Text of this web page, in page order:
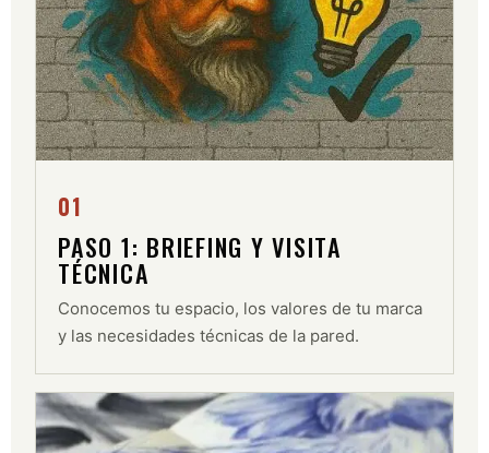
01
PASO 1: BRIEFING Y VISITA
TÉCNICA
Conocemos tu espacio, los valores de tu marca
y las necesidades técnicas de la pared.